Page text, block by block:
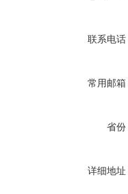
联系电话
常用邮箱
省份
详细地址